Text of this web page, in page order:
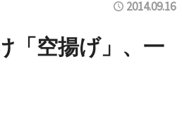
2014.09.16
「空揚げ」、一